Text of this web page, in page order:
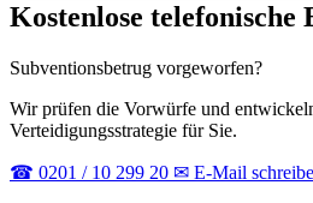
Kostenlose telefonische
Subventionsbetrug vorgeworfen?
Wir prüfen die Vorwürfe und
Verteidigungsstrategie für Sie.
☎ 0201 / 10 299 20 ✉ E-Mail